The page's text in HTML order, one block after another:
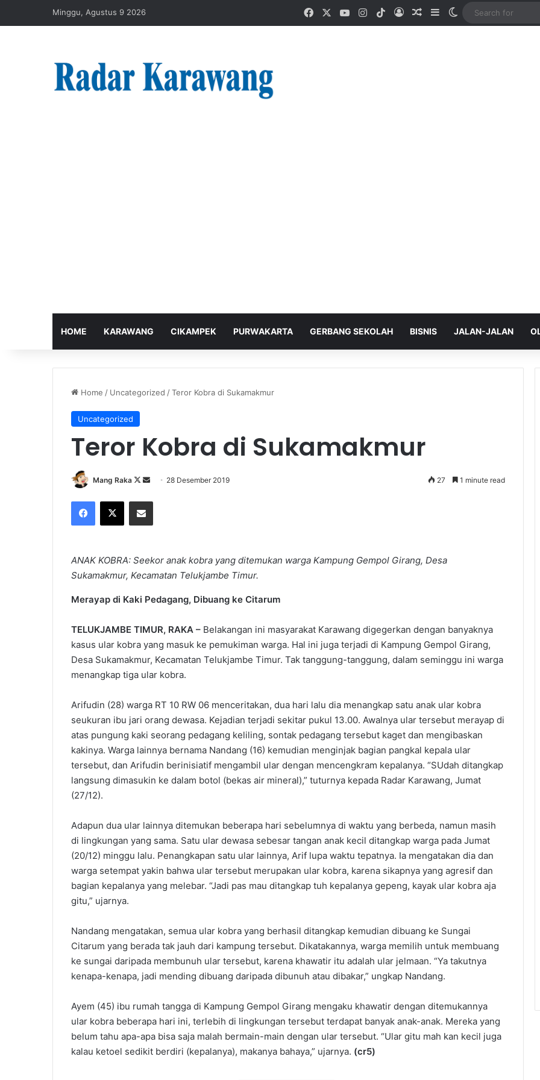
Minggu, Agustus 9 2026 FacebookYouTubeInstagram
TikTokLog InRandom Article
SidebarSwitch skin
HOME KARAWANG CIKAMPEK PURWAKARTA GERBANG SEKOLAH BISNIS JALAN-JALAN
Home / Uncategorized /Teror Kobra di Sukamakmur
Uncategorized
Teror Kobra di Sukamakmur
Mang Raka
Follow
X
Send 28 Desember 2019 27 1 minute read
Facebook
X Share via Email
ANAK KOBRA: Seekor anak kobra yang ditemukan warga Kampung Gempol Girang, Desa
Sukamakmur, Kecamatan Telukjambe Timur.
Merayap di Kaki Pedagang, Dibuang ke Citarum
TELUKJAMBE TIMUR, RAKA – Belakangan ini masyarakat Karawang digegerkan dengan banyaknya
kasus ular kobra yang masuk ke pemukiman warga. Hal ini juga terjadi di Kampung Gempol Girang,
Desa Sukamakmur, Kecamatan Telukjambe Timur. Tak tanggung-tanggung, dalam seminggu ini warga
menangkap tiga ular kobra.
Arifudin (28) warga RT 10 RW 06 menceritakan, dua hari lalu dia menangkap satu anak ular kobra
seukuran ibu jari orang dewasa. Kejadian terjadi sekitar pukul 13.00. Awalnya ular tersebut merayap di
atas pungung kaki seorang pedagang keliling, sontak pedagang tersebut kaget dan mengibaskan
kakinya. Warga lainnya bernama Nandang (16) kemudian menginjak bagian pangkal kepala ular
tersebut, dan Arifudin berinisiatif mengambil ular dengan mencengkram kepalanya. “SUdah ditangkap
langsung dimasukin ke dalam botol (bekas air mineral),” tuturnya kepada Radar Karawang, Jumat
(27/12).
Adapun dua ular lainnya ditemukan beberapa hari sebelumnya di waktu yang berbeda, namun masih
di lingkungan yang sama. Satu ular dewasa sebesar tangan anak kecil ditangkap warga pada Jumat
(20/12) minggu lalu. Penangkapan satu ular lainnya, Arif lupa waktu tepatnya. Ia mengatakan dia dan
warga setempat yakin bahwa ular tersebut merupakan ular kobra, karena sikapnya yang agresif dan
bagian kepalanya yang melebar. “Jadi pas mau ditangkap tuh kepalanya gepeng, kayak ular kobra aja
gitu,” ujarnya.
Nandang mengatakan, semua ular kobra yang berhasil ditangkap kemudian dibuang ke Sungai
Citarum yang berada tak jauh dari kampung tersebut. Dikatakannya, warga memilih untuk membuang
ke sungai daripada membunuh ular tersebut, karena khawatir itu adalah ular jelmaan. “Ya takutnya
kenapa-kenapa, jadi mending dibuang daripada dibunuh atau dibakar,” ungkap Nandang.
Ayem (45) ibu rumah tangga di Kampung Gempol Girang mengaku khawatir dengan ditemukannya
ular kobra beberapa hari ini, terlebih di lingkungan tersebut terdapat banyak anak-anak. Mereka yang
belum tahu apa-apa bisa saja malah bermain-main dengan ular tersebut. “Ular gitu mah kan kecil juga
kalau ketoel sedikit berdiri (kepalanya), makanya bahaya,” ujarnya. (cr5)